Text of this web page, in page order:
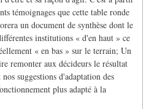
témoignages que cette table ronde
un document de synthèse dont le
institutions « d'en haut » ce
« en bas » sur le terrain; Un
remonter aux décideurs le résultat
suggestions d'adaptation des
plus adapté à la